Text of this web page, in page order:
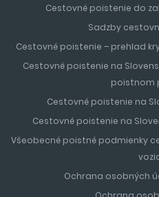
Cestovné poistenie do
Sadzby
Cestovné poistenie – prehlad
Cestovné poistenie na
poistnom
Cestovné poistenie na
Cestovné poistenie na
Všeobecné poistné podmienky
Ochrana osobných